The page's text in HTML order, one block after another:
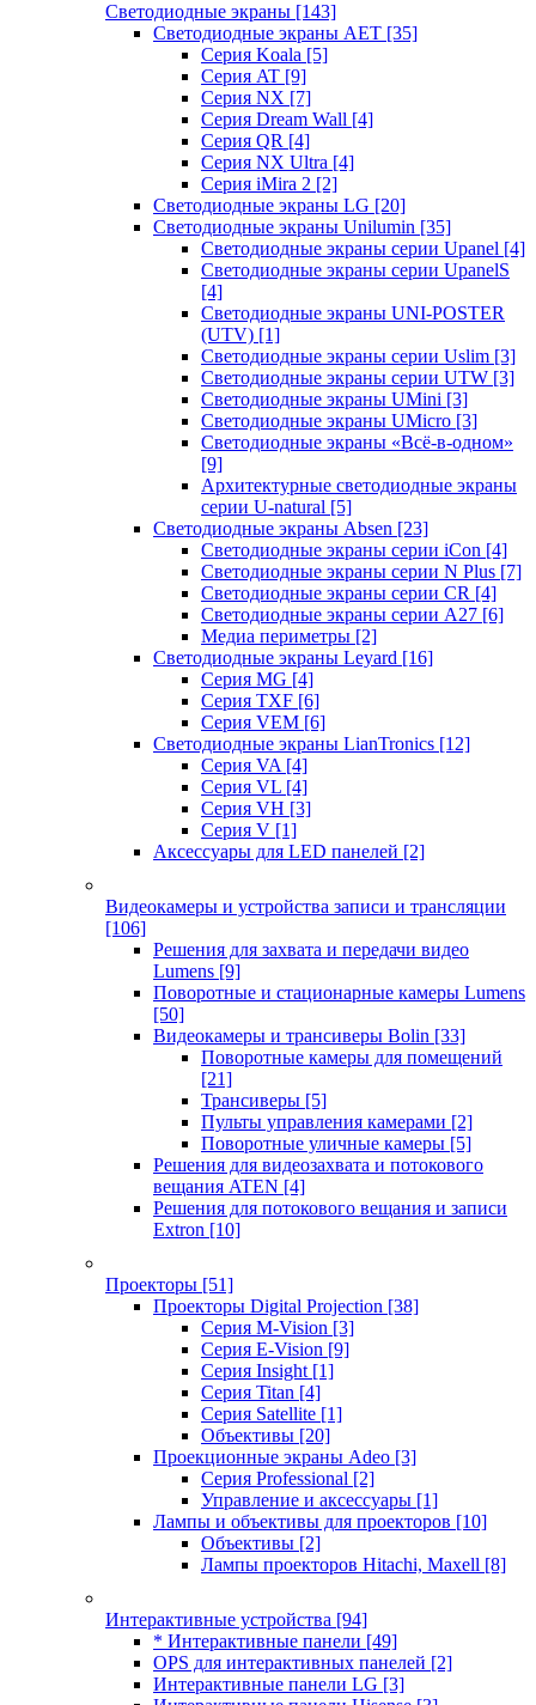
Светодиодные экраны [143]
Светодиодные экраны AET [35]
Cерия Koala [5]
Серия AT [9]
Серия NX [7]
Серия Dream Wall [4]
Серия QR [4]
Серия NX Ultra [4]
Серия iMira 2 [2]
Светодиодные экраны LG [20]
Светодиодные экраны Unilumin [35]
Светодиодные экраны серии Upanel [4]
Светодиодные экраны серии UpanelS
[4]
Светодиодные экраны UNI-POSTER
(UTV) [1]
Светодиодные экраны серии Uslim [3]
Светодиодные экраны серии UTW [3]
Светодиодные экраны UMini [3]
Светодиодные экраны UMicro [3]
Светодиодные экраны «Всё-в-одном»
[9]
Архитектурные светодиодные экраны
серии U-natural [5]
Светодиодные экраны Absen [23]
Светодиодные экраны серии iCon [4]
Светодиодные экраны серии N Plus [7]
Светодиодные экраны серии CR [4]
Светодиодные экраны серии А27 [6]
Медиа периметры [2]
Светодиодные экраны Leyard [16]
Серия MG [4]
Серия TXF [6]
Серия VEM [6]
Светодиодные экраны LianTronics [12]
Серия VA [4]
Серия VL [4]
Серия VH [3]
Серия V [1]
Аксессуары для LED панелей [2]
Видеокамеры и устройства записи и трансляции
[106]
Решения для захвата и передачи видео
Lumens [9]
Поворотные и стационарные камеры Lumens
[50]
Видеокамеры и трансиверы Bolin [33]
Поворотные камеры для помещений
[21]
Трансиверы [5]
Пульты управления камерами [2]
Поворотные уличные камеры [5]
Решения для видеозахвата и потокового
вещания ATEN [4]
Решения для потокового вещания и записи
Extron [10]
Проекторы [51]
Проекторы Digital Projection [38]
Серия M-Vision [3]
Серия E-Vision [9]
Серия Insight [1]
Серия Titan [4]
Серия Satellite [1]
Объективы [20]
Проекционные экраны Adeo [3]
Серия Professional [2]
Управление и аксессуары [1]
Лампы и объективы для проекторов [10]
Объективы [2]
Лампы проекторов Hitachi, Maxell [8]
Интерактивные устройства [94]
* Интерактивные панели [49]
OPS для интерактивных панелей [2]
Интерактивные панели LG [3]